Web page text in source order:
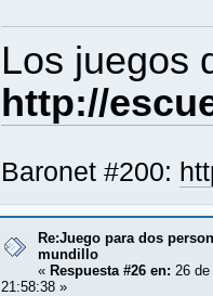
Los juegos
http://
Baronet #200:
Re:Juego para dos
mundillo
« Respuesta #26 en: 26
21:58:38 »